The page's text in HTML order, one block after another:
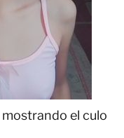
el culo